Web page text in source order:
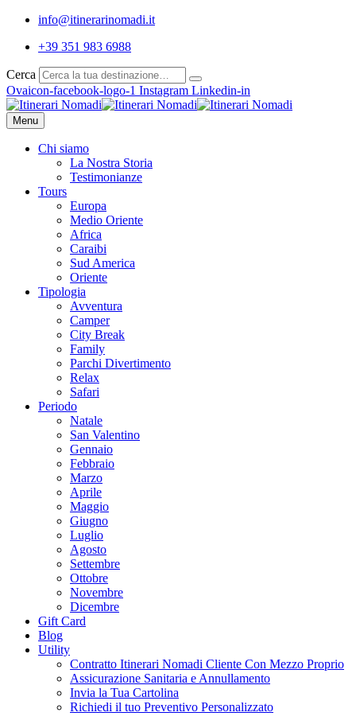
info@itinerarinomadi.it
+39 351 983 6988
Cerca
Ovaicon-facebook-logo-1 Instagram Linkedin-in
Menu
Chi siamo
La Nostra Storia
Testimonianze
Tours
Europa
Medio Oriente
Africa
Caraibi
Sud America
Oriente
Tipologia
Avventura
Camper
City Break
Family
Parchi Divertimento
Relax
Safari
Periodo
Natale
San Valentino
Gennaio
Febbraio
Marzo
Aprile
Maggio
Giugno
Luglio
Agosto
Settembre
Ottobre
Novembre
Dicembre
Gift Card
Blog
Utility
Contratto Itinerari Nomadi Cliente Con Mezzo Proprio
Assicurazione Sanitaria e Annullamento
Invia la Tua Cartolina
Richiedi il tuo Preventivo Personalizzato